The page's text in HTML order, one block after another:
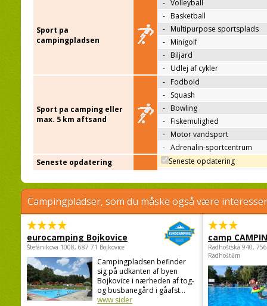
Sport pa
campingpladsen
- Volleyball
- Basketball
- Multipurpose sportsplads
- Minigolf
- Biljard
- Udlej af cykler
Sport pa camping eller
max. 5 km aftsand
- Fodbold
- Squash
- Bowling
- Fiskemulighed
- Motor vandsport
- Adrenalin-sportcentrum
Seneste opdatering
Seneste opdatering
Campingpladser, som du måske også være
eurocamping Bojkovice
Štefánikova 1008, 687 71 Bojkovice
Campingpladsen befinder
sig på udkanten af byen
Bojkovice i nærheden af tog-
og busbanegård i gåafst...
www sider
camp
Radhošťská 940,
Radhoštěm